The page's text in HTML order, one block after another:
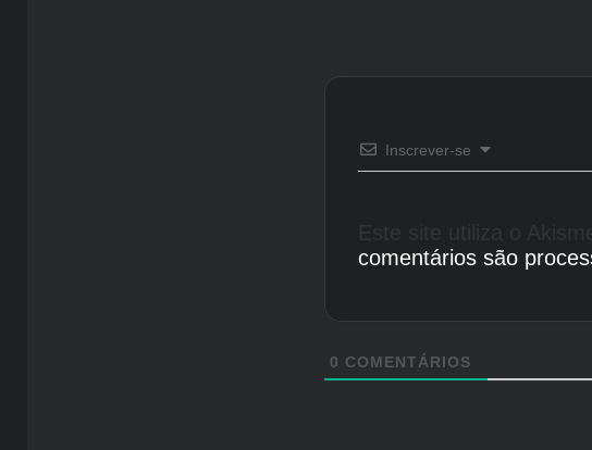
Inscrever-se
comentários são
0 COMENTÁRIOS